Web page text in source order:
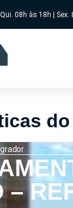
08h às 18h | Sex.
–